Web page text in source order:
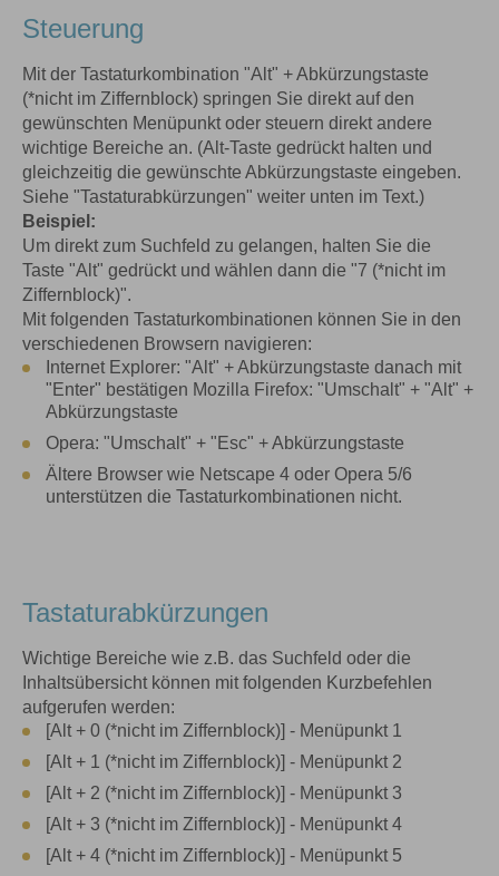
Steuerung
Mit der Tastaturkombination "Alt" + Abkürzungstaste
(*nicht im Ziffernblock) springen Sie direkt auf den
gewünschten Menüpunkt oder steuern direkt andere
wichtige Bereiche an. (Alt-Taste gedrückt halten und
gleichzeitig die gewünschte Abkürzungstaste eingeben.
Siehe "Tastaturabkürzungen" weiter unten im Text.)
Beispiel:
Um direkt zum Suchfeld zu gelangen, halten Sie die
Taste "Alt" gedrückt und wählen dann die "7 (*nicht im
Ziffernblock)".
Mit folgenden Tastaturkombinationen können Sie in den
verschiedenen Browsern navigieren:
Internet Explorer: "Alt" + Abkürzungstaste danach mit
"Enter" bestätigen Mozilla Firefox: "Umschalt" + "Alt" +
Abkürzungstaste
Opera: "Umschalt" + "Esc" + Abkürzungstaste
Ältere Browser wie Netscape 4 oder Opera 5/6
unterstützen die Tastaturkombinationen nicht.
Tastaturabkürzungen
Wichtige Bereiche wie z.B. das Suchfeld oder die
Inhaltsübersicht können mit folgenden Kurzbefehlen
aufgerufen werden:
[Alt + 0 (*nicht im Ziffernblock)] - Menüpunkt 1
[Alt + 1 (*nicht im Ziffernblock)] - Menüpunkt 2
[Alt + 2 (*nicht im Ziffernblock)] - Menüpunkt 3
[Alt + 3 (*nicht im Ziffernblock)] - Menüpunkt 4
[Alt + 4 (*nicht im Ziffernblock)] - Menüpunkt 5